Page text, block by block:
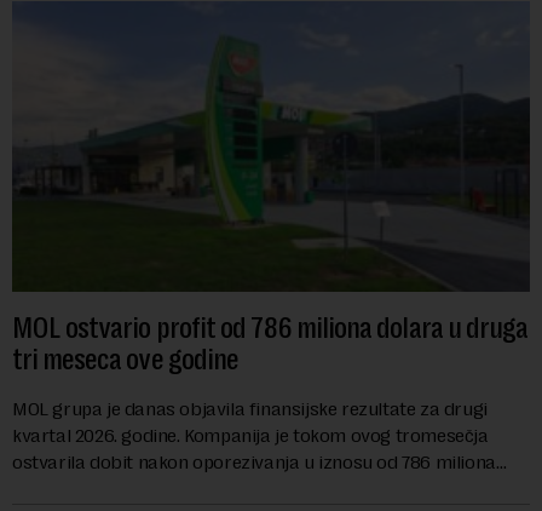
MOL ostvario profit od 786 miliona dolara u druga
tri meseca ove godine
MOL grupa je danas objavila finansijske rezultate za drugi
kvartal 2026. godine. Kompanija je tokom ovog tromesečja
ostvarila dobit nakon oporezivanja u iznosu od 786 miliona